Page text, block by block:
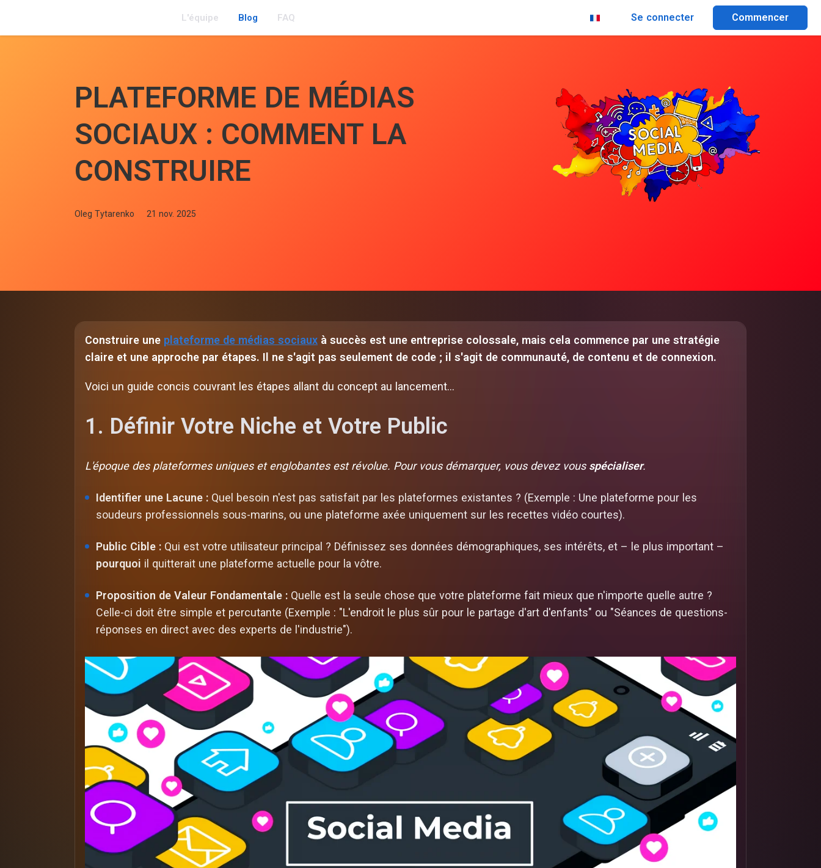
L'équipe Blog FAQ Se connecter Commencer
PLATEFORME DE MÉDIAS
SOCIAUX : COMMENT LA
CONSTRUIRE
Oleg Tytarenko 21 nov. 2025
Construire une plateforme de médias sociaux à succès est une entreprise colossale, mais cela commence par une stratégie
claire et une approche par étapes. Il ne s'agit pas seulement de code ; il s'agit de communauté, de contenu et de connexion.
Voici un guide concis couvrant les étapes allant du concept au lancement…
1. Définir Votre Niche et Votre Public
L'époque des plateformes uniques et englobantes est révolue. Pour vous démarquer, vous devez vous spécialiser.
Identifier une Lacune : Quel besoin n'est pas satisfait par les plateformes existantes ? (Exemple : Une plateforme pour les
soudeurs professionnels sous-marins, ou une plateforme axée uniquement sur les recettes vidéo courtes).
Public Cible : Qui est votre utilisateur principal ? Définissez ses données démographiques, ses intérêts, et – le plus important –
pourquoi il quitterait une plateforme actuelle pour la vôtre.
Proposition de Valeur Fondamentale : Quelle est la seule chose que votre plateforme fait mieux que n'importe quelle autre ?
Celle-ci doit être simple et percutante (Exemple : "L'endroit le plus sûr pour le partage d'art d'enfants" ou "Séances de questions-
réponses en direct avec des experts de l'industrie").